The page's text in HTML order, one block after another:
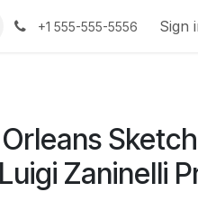
us +1 555-555-5556 Sign
Zaninelli